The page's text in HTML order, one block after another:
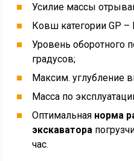
Усилие массы
Ковш категории GP –
Уровень оборотного
градусов;
Максим. углубление
Масса по
Оптимальная норма
экскаватора
час.